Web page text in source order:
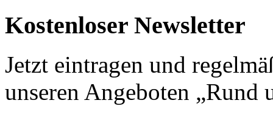
Kostenloser Newsletter
Jetzt eintragen und
unseren Angeboten „Rund